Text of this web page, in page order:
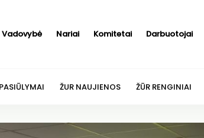
Vadovybė Nariai Komitetai Darbuotojai
ŽUR NAUJIENOS ŽŪR RENGINIAI